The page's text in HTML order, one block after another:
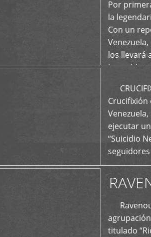
Por
la
Con un
los llevará
La
Crucifixión
ejecutar
“Suicidio
titulado